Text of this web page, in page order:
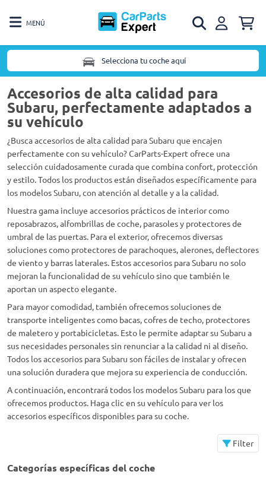
MENÚ
Selecciona tu coche aquí
Accesorios de alta calidad para
Subaru, perfectamente adaptados a
su vehículo
¿Busca accesorios de alta calidad para Subaru que encajen
perfectamente con su vehículo? CarParts-Expert ofrece una
selección cuidadosamente curada que combina confort, protección
y estilo. Todos los productos están diseñados específicamente para
los modelos Subaru, con atención al detalle y a la calidad.
Nuestra gama incluye accesorios prácticos de interior como
reposabrazos, alfombrillas de coche, parasoles y protectores de
umbral de las puertas. Para el exterior, ofrecemos diversas
soluciones como protectores de parachoques, alerones, deflectores
de viento y barras laterales. Estos accesorios para Subaru no solo
mejoran la funcionalidad de su vehículo sino que también le
aportan un aspecto elegante.
Para mayor comodidad, también ofrecemos soluciones de
transporte inteligentes como bacas, cofres de techo, protectores
de maletero y portabicicletas. Esto le permite adaptar su Subaru a
sus necesidades personales sin renunciar a la calidad ni al diseño.
Todos los accesorios para Subaru son fáciles de instalar y ofrecen
una solución duradera que mejora su experiencia de conducción.
A continuación, encontrará todos los modelos Subaru para los que
ofrecemos productos. Haga clic en su vehículo para ver los
accesorios específicos disponibles para su coche.
Filter
Categorías específicas del coche